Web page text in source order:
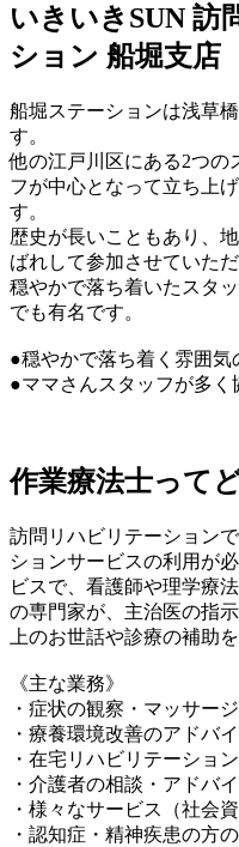
いきいきSUN 訪
ション 船堀支店
船堀ステーションは浅草
す。
他の江戸川区にある2つの
フが中心となって立ち上
す。
歴史が長いこともあり、
ばれして参加させていた
穏やかで落ち着いたスタ
でも有名です。
●穏やかで落ち着く雰囲
●ママさんスタッフが多く
作業療法士って
訪問リハビリテーション
ションサービスの利用が
ビスで、看護師や理学療
の専門家が、主治医の指
上のお世話や診療の補助
《主な業務》
・症状の観察・マッサージ
・療養環境改善のアドバ
・在宅リハビリテーショ
・介護者の相談・アドバ
・様々なサービス（社会
・認知症・精神疾患の方